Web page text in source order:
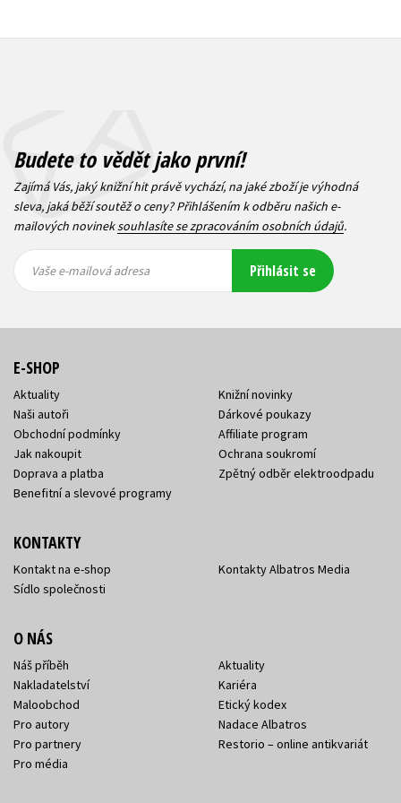
Budete to vědět jako první!
Zajímá Vás, jaký knižní hit právě vychází, na jaké zboží je výhodná
sleva, jaká běží soutěž o ceny? Přihlášením k odběru našich e-
mailových novineksouhlasíte se zpracováním osobních údajů.
mailová
mailová
Vaše e-mailová adresa Přihlásit se
E-SHOP
Aktuality
Naši autoři
Obchodní podmínky
Jak nakoupit
Doprava a platba
Benefitní a slevové programy
Knižní novinky
Dárkové poukazy
Affiliate program
Ochrana soukromí
Zpětný odběr elektroodpadu
KONTAKTY
Kontakt na e-shop
Sídlo společnosti
Kontakty Albatros Media
O NÁS
Náš příběh
Nakladatelství
Maloobchod
Pro autory
Pro partnery
Pro média
Aktuality
Kariéra
Etický kodex
Nadace Albatros
Restorio – online antikvariát